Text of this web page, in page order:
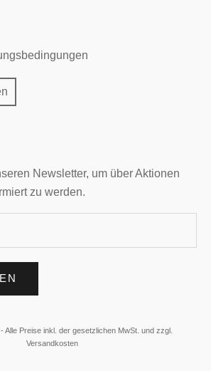
Newsletter, um über Aktionen
zu werden.
Alle Preise inkl. der gesetzlichen MwSt. und zzgl.
Versandkosten